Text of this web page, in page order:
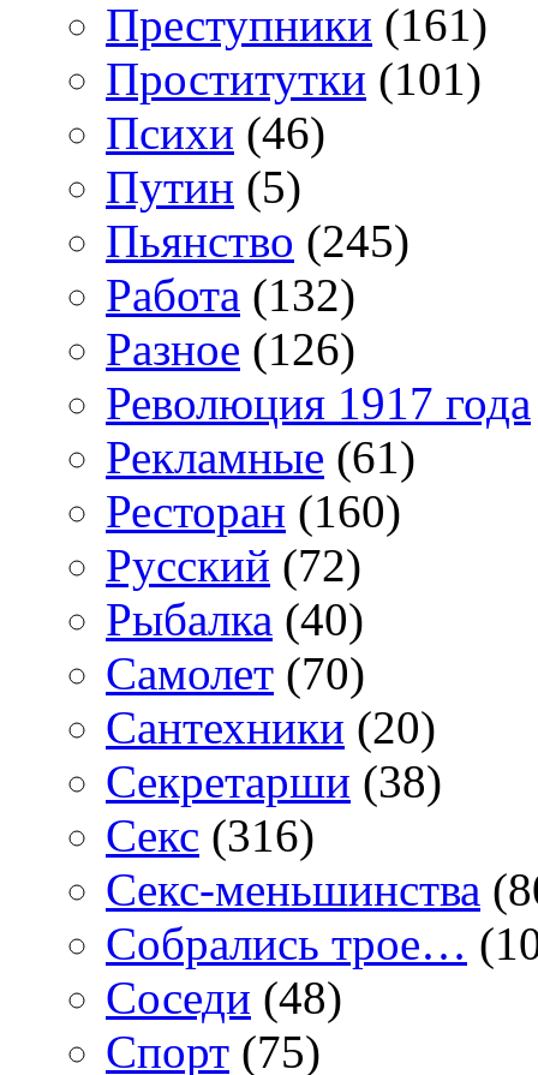
Преступники (161)
Проститутки (101)
Психи (46)
Путин (5)
Пьянство (245)
Работа (132)
Разное (126)
Революция 1917 года
Рекламные (61)
Ресторан (160)
Русский (72)
Рыбалка (40)
Самолет (70)
Сантехники (20)
Секретарши (38)
Секс (316)
Секс-меньшинства
Собрались трое…
Соседи (48)
Спорт (75)